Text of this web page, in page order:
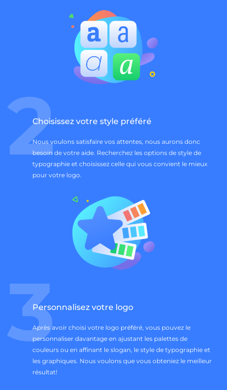
2Choisissez votre style préféré
Nous voulons satisfaire vos attentes, nous aurons donc
besoin de votre aide. Recherchez les options de style de
typographie et choisissez celle qui vous convient le mieux
pour votre logo.
3Personnalisez votre logo
Après avoir choisi votre logo préféré, vous pouvez le
personnaliser davantage en ajustant les palettes de
couleurs ou en affinant le slogan, le style de typographie et
les graphiques. Nous voulons que vous obteniez le meilleur
résultat!